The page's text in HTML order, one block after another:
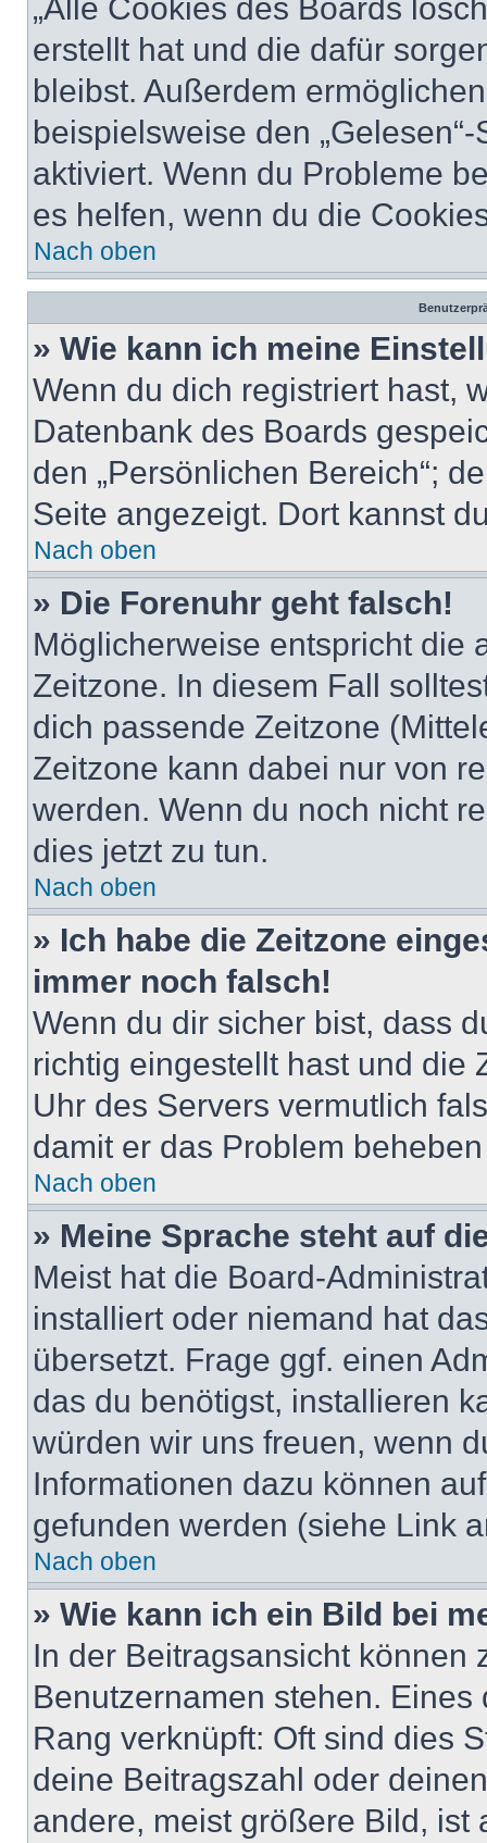
„Alle Cookies des Boards
erstellt hat und die dafür
bleibst. Außerdem
beispielsweise den
aktiviert. Wenn du Probleme
es helfen, wenn du die
Nach oben
» Wie kann ich meine
Wenn du dich registriert hast,
Datenbank des Boards
den „Persönlichen Bereich“;
Seite angezeigt. Dort kannst
Nach oben
» Die Forenuhr geht falsch!
Möglicherweise entspricht die
Zeitzone. In diesem Fall
dich passende Zeitzone
Zeitzone kann dabei nur von
werden. Wenn du noch nicht
dies jetzt zu tun.
Nach oben
» Ich habe die Zeitzone
immer noch falsch!
Wenn du dir sicher bist, dass
richtig eingestellt hast und die
Uhr des Servers vermutlich
damit er das Problem
Nach oben
» Meine Sprache steht auf
Meist hat die Board-
installiert oder niemand hat
übersetzt. Frage ggf. einen
das du benötigst, installieren
würden wir uns freuen, wenn
Informationen dazu können
gefunden werden (siehe Link
Nach oben
» Wie kann ich ein Bild bei
In der Beitragsansicht können
Benutzernamen stehen.
Rang verknüpft: Oft sind dies
deine Beitragszahl oder
andere, meist größere Bild, ist